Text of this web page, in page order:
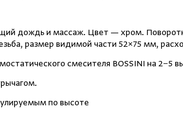
дождь и массаж. Цвет — хром.
размер видимой части 52×75 мм,
смесителя BOSSINI на 2−5
по высоте